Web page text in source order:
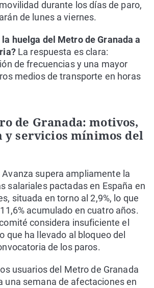
durante los días de paro,
de lunes a viernes.
huelga del Metro de Granada a
La respuesta es clara:
de frecuencias y una mayor
medios de transporte en horas
de Granada: motivos,
y servicios mínimos del
supera ampliamente la
salariales pactadas en España en
situada en torno al 2,9%, lo que
acumulado en cuatro años.
considera insuficiente el
que ha llevado al bloqueo del
de los paros.
usuarios del Metro de Granada
una semana de afectaciones en